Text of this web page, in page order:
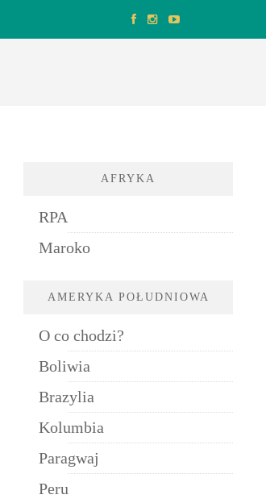
AFRYKA
RPA
Maroko
AMERYKA POŁUDNIOWA
O co chodzi?
Boliwia
Brazylia
Kolumbia
Paragwaj
Peru